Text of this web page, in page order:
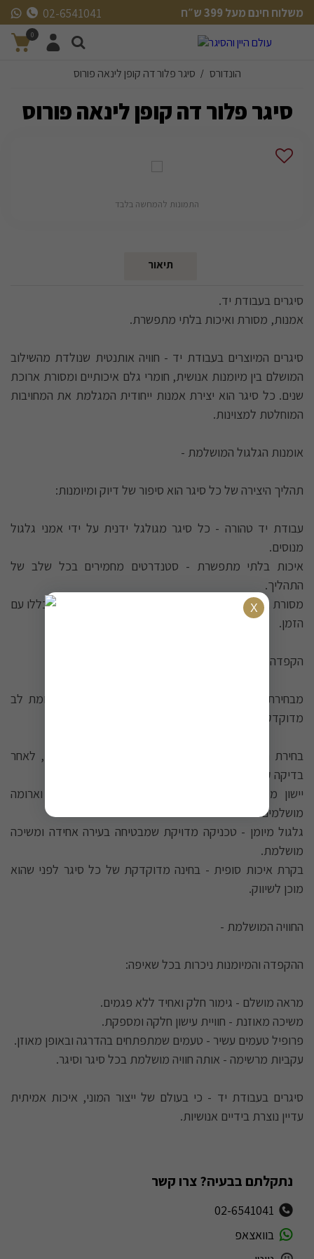
משלוח חינם מעל 399 ש״ח
משלוח חינם מעל 399 ש״ח
02-6541041
0
הונדורס / סיגר פלור דה קופן לינאה פורוס
סיגר פלור דה קופן לינאה פורוס
התמונות להמחשה בלבד
תיאור
סיגרים בעבודת יד.
אמנות, מסורת ואיכות בלתי מתפשרת.
סיגרים המיוצרים בעבודת יד - חוויה אותנטית שנולדת מהשילוב
המושלם בין מיומנות אנושית, חומרי גלם איכותיים ומסורת ארוכת
שנים. כל סיגר הוא יצירת אמנות ייחודית המגלמת את המחויבות
המוחלטת למצוינות.
אומנות הגלגול המושלמת -
תהליך היצירה של כל סיגר הוא סיפור של דיוק ומיומנות:
עבודת יד טהורה - כל סיגר מגולגל ידנית על ידי אמני גלגול
מנוסים.
איכות בלתי מתפשרת - סטנדרטים מחמירים בכל שלב של
התהליך.
מסורת ארוכת שנים - טכניקות שהועברו מדור לדור והשתכללו עם
הזמן.
הקפדה בכל שלב בתהליך -
מבחירת העלים ועד לגלגול הסופי, כל פרט זוכה לתשומת לב
מדוקדקת:
בחירת העלים - רק עלי הטבק האיכותיים ביותר נבחרים, לאחר
בדיקה קפדנית.
יישון מדויק - תהליך יישון אופטימלי להבטחת טעם וארומה
מושלמים.
גלגול מיומן - טכניקה מדויקת שמבטיחה בעירה אחידה ומשיכה
מושלמת.
בקרת איכות סופית - בחינה מדוקדקת של כל סיגר לפני שהוא
מוכן לשיווק.
החוויה המושלמת -
ההקפדה והמיומנות ניכרות בכל שאיפה:
מראה מושלם - גימור חלק ואחיד ללא פגמים.
משיכה מאוזנת - חוויית עישון חלקה ומספקת.
פרופיל טעמים עשיר - טעמים שמתפתחים בהדרגה ובאופן מאוזן.
עקביות מרשימה - אותה חוויה מושלמת בכל סיגר וסיגר.
סיגרים בעבודת יד - כי בעולם של ייצור המוני, איכות אמיתית
עדיין נוצרת בידיים אנושיות.
נתקלתם בבעיה? צרו קשר
02-6541041
בוואצאפ